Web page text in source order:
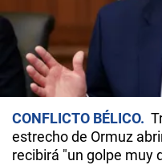
CONFLICTO BÉLICO
estrecho de Ormuz
recibirá "un golpe muy